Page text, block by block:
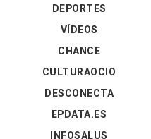
DEPORTES
VÍDEOS
CHANCE
CULTURAOCIO
DESCONECTA
EPDATA.ES
INFOSALUS